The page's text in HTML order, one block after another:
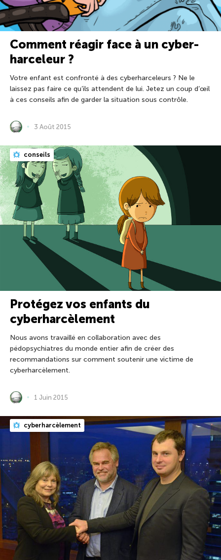
Comment réagir face à un cyber-
harceleur ?
Votre enfant est confronté à des cyberharceleurs ? Ne le
laissez pas faire ce qu’ils attendent de lui. Jetez un coup d’œil
à ces conseils afin de garder la situation sous contrôle.
3 Août 2015
conseils
Protégez vos enfants du
cyberharcèlement
Nous avons travaillé en collaboration avec des
pédopsychiatres du monde entier afin de créer des
recommandations sur comment soutenir une victime de
cyberharcèlement.
1 Juin 2015
cyberharcèlement